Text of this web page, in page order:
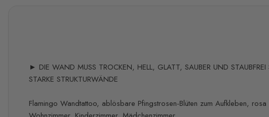
► DIE WAND MUSS TROCKEN, HELL, GLATT, SAUBER UND
STARKE STRUKTURWÄNDE
Flamingo Wandtattoo, ablösbare Pfingstrosen-Blüten zum Aufkleben,